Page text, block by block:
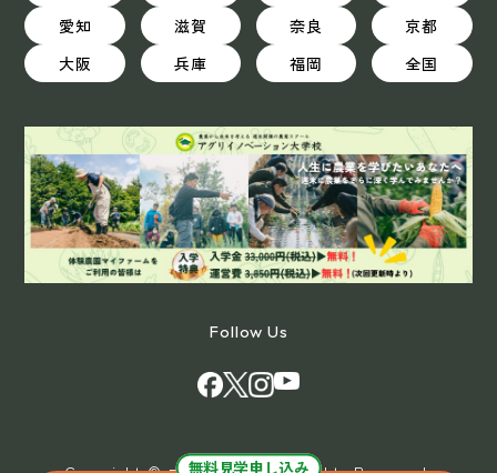
無料見学申し込み
愛知
滋賀 奈良
京都
大阪
兵庫 福岡 全国
Follow Us